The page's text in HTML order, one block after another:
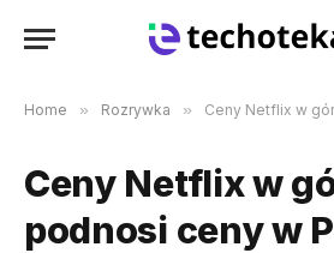
Home » Rozrywka » Ceny Netflix w górę.
Ceny Netflix w
podnosi ceny w